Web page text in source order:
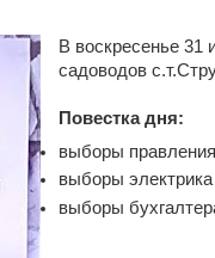
В воскресенье 31
садоводов
Повестка дня:
выборы правления
выборы электрика
выборы